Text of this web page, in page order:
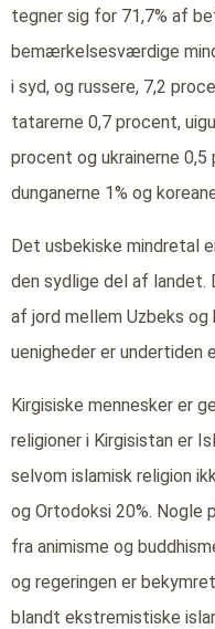
tegner sig for 71,7% af
bemærkelsesværdige
i syd, og russere, 7,2
tatarerne 0,7 procent,
procent og ukrainerne 0,5
dunganerne 1% og
Det usbekiske mindretal
den sydlige del af landet.
af jord mellem Uzbeks og
uenigheder er undertiden
Kirgisiske mennesker er
religioner i Kirgisistan er
selvom islamisk religion
og Ortodoksi 20%. Nogle
fra animisme og
og regeringen er
blandt ekstremistiske